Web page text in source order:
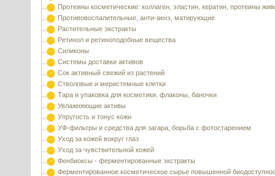
Протеины косметические: коллаген, эластин, кератин, протеины
Противовоспалительные, анти-акнэ, матирующие
Растительные экстракты
Ретинол и ретиноподобные вещества
Силиконы
Системы доставки активов
Сок активный свежий из растений
Стволовые и меристемные клетки
Тара и упаковка для косметики, флаконы, баночки
Увлажняющие активы
Упругость и тонус кожи
УФ-фильтры и средства для загара, борьба с фотостарением
Уход за кожей вокруг глаз
Уход за чувствительной кожей
Фенбиоксы - ферментированные экстракты
Ферментированное косметическое сырье повышенной